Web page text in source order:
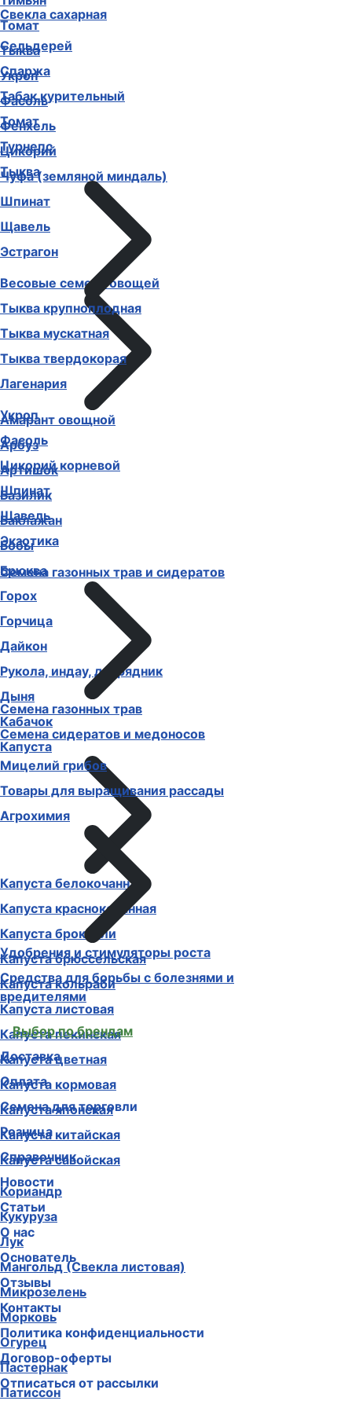
Томат
Тыква
Укроп
Фасоль
Фенхель
Цикорий
Чуфа (земляной миндаль)
Шпинат
Щавель
Эстрагон
Весовые семена овощей
Амарант овощной
Арбуз
Артишок
Базилик
Баклажан
Бобы
Брюква
Горох
Горчица
Дайкон
Рукола, индау, двурядник
Дыня
Кабачок
Капуста
Капуста белокочанная
Капуста краснокочанная
Капуста брокколи
Капуста брюссельская
Капуста кольраби
Капуста листовая
Капуста пекинская
Капуста цветная
Капуста кормовая
Капуста японская
Капуста китайская
Капуста савойская
Кориандр
Кукуруза
Лук
Мангольд (Свекла листовая)
Микрозелень
Морковь
Огурец
Пастернак
Патиссон
Свекла сахарная
Сельдерей
Спаржа
Табак курительный
Томат
Турнепс
Тыква
Тыква крупноплодная
Тыква мускатная
Тыква твердокорая
Лагенария
Укроп
Фасоль
Цикорий корневой
Шпинат
Щавель
Экзотика
Семена газонных трав и сидератов
Семена газонных трав
Семена сидератов и медоносов
Мицелий грибов
Товары для выращивания рассады
Агрохимия
Удобрения и стимуляторы роста
Средства для борьбы с болезнями и
вредителями
Выбор по брендам
Доставка
Оплата
Семена для торговли
Розница
Справочник
Новости
Статьи
О нас
Основатель
Отзывы
Контакты
Политика конфиденциальности
Договор-оферты
Отписаться от рассылки